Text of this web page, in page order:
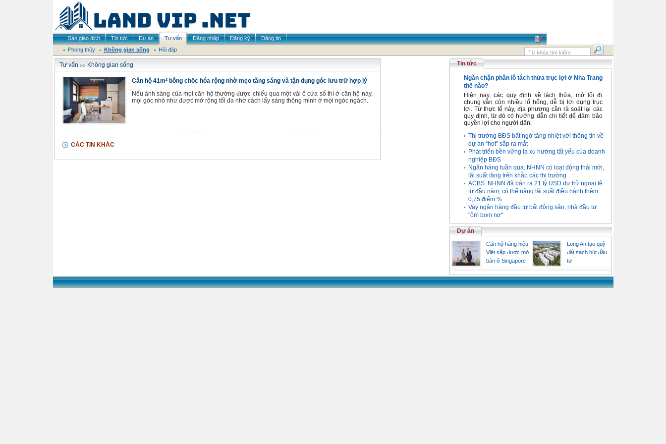
Sàn giao dịch Tin tức Dự án Tư vấn Đăng nhập Đăng ký
Đăng tin
Phong thủy
Không gian sống Hỏi đáp
Tư vấn >> Không gian sống
Căn hộ 41m² bỗng chốc hóa rộng nhờ mẹo tăng sáng và tận dụng góc lưu trữ hợp lý
Nếu ánh sáng của mọi căn hộ thường được chiếu qua một vài ô cửa sổ thì ở căn hộ này,
mọi góc nhỏ như được mở rộng tối đa nhờ cách lấy sáng thông minh ở mọi ngóc ngách.
CÁC TIN KHÁC
Tin tức
Ngăn chặn phân lô tách thửa trục lợi ở Nha Trang
thế nào?
Hiện nay, các quy định về tách thửa, mở lối đi
chung vẫn còn nhiều lổ hổng, dễ bị lợi dụng trục
lợi. Từ thực tế này, địa phương cần rà soát lại các
quy định, từ đó có hướng dẫn chi tiết để đảm bảo
quyền lợi cho người dân.
Thị trường BĐS bất ngờ tăng nhiệt với thông tin về
dự án “hot” sắp ra mắt
Phát triển bền vững là xu hướng tất yếu của doanh
nghiệp BĐS
Ngân hàng tuần qua: NHNN có loạt động thái mới,
lãi suất tăng trên khắp các thị trường
ACBS: NHNN đã bán ra 21 tỷ USD dự trữ ngoại tệ
từ đầu năm, có thể nâng lãi suất điều hành thêm
0,75 điểm %
Vay ngân hàng đầu tư bất động sản, nhà đầu tư
"ôm bom nợ"
Dự án
Căn hộ hàng hiệu
Việt sắp được mở
bán ở Singapore
Long An tạo quỹ
đất sạch hút đầu
tư